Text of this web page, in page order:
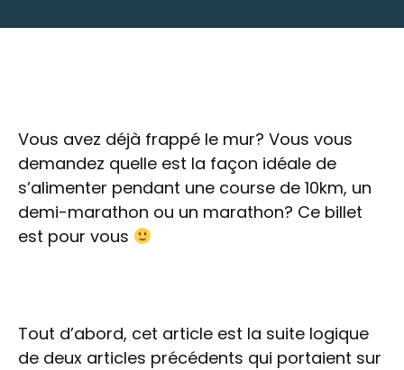
Vous avez déjà frappé le mur? Vous vous
demandez quelle est la façon idéale de
s’alimenter pendant une course de 10km, un
demi-marathon ou un marathon? Ce billet
est pour vous
Tout d’abord, cet article est la suite logique
de deux articles précédents qui portaient sur